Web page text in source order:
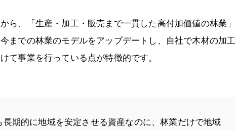
ら、「生産・加工・販売まで一貫した高付加価値の林業」
までの林業のモデルをアップデートし、自社で木材の加工
て事業を行っている点が特徴的です。
期的に地域を安定させる資産なのに、林業だけで地域